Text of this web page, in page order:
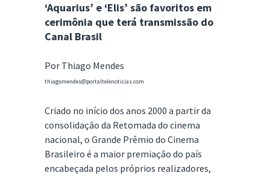
‘Aquarius’ e ‘Elis’ são favoritos em
cerimônia que terá transmissão do
Canal Brasil
Por Thiago Mendes
thiagomendes@portaltelenoticias.com
Criado no início dos anos 2000 a partir da
consolidação da Retomada do cinema
nacional, o Grande Prêmio do Cinema
Brasileiro é a maior premiação do país
encabeçada pelos próprios realizadores,